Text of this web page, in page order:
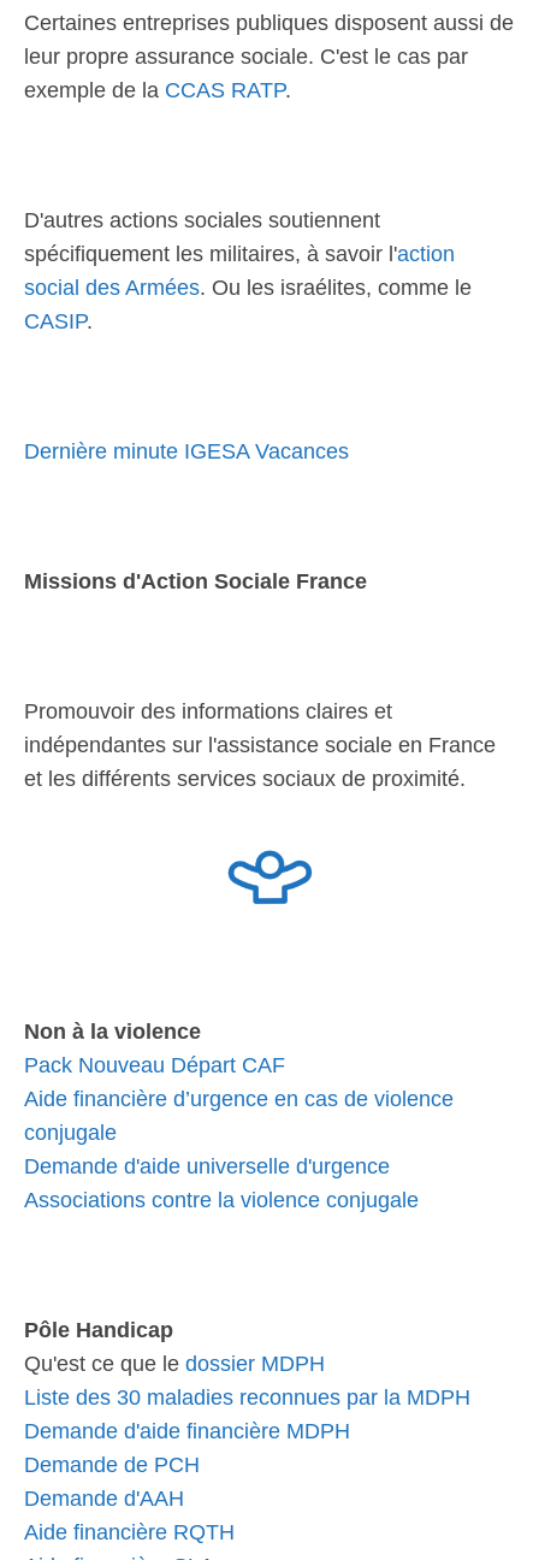
Certaines entreprises publiques disposent aussi de
leur propre assurance sociale. C'est le cas par
exemple de la CCAS RATP.
D'autres actions sociales soutiennent
spécifiquement les militaires, à savoir l'action
social des Armées. Ou les israélites, comme le
CASIP.
Dernière minute IGESA Vacances
Missions d'Action Sociale France
Promouvoir des informations claires et
indépendantes sur l'assistance sociale en France
et les différents services sociaux de proximité.
Non à la violence
Pack Nouveau Départ CAF
Aide financière d’urgence en cas de violence
conjugale
Demande d'aide universelle d'urgence
Associations contre la violence conjugale
Pôle Handicap
Qu'est ce que le dossier MDPH
Liste des 30 maladies reconnues par la MDPH
Demande d'aide financière MDPH
Demande de PCH
Demande d'AAH
Aide financière RQTH